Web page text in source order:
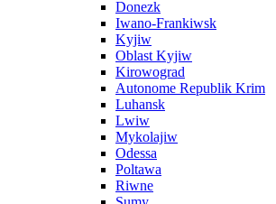
Donezk
Iwano-Frankiwsk
Kyjiw
Oblast Kyjiw
Kirowograd
Autonome Republik Krim
Luhansk
Lwiw
Mykolajiw
Odessa
Poltawa
Riwne